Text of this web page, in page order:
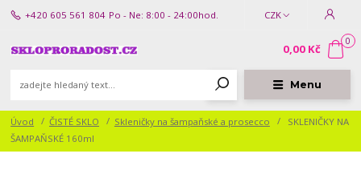
Menu
CZK
+420 605 561 804 Po - Ne: 8:00 - 24:00hod.
0
0,00 Kč
Úvod ČISTÉ SKLO Skleničky na šampaňské a prosecco
SKLENIČKY NA
ŠAMPAŇSKÉ 160ml